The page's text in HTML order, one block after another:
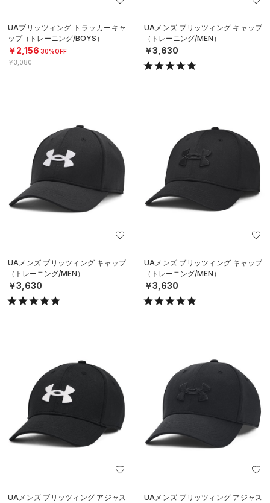
UAブリッツィング トラッカーキャ
ップ（トレーニング/BOYS）
￥2,156 30%OFF
￥3,080
UAメンズ ブリッツィング キャップ
（トレーニング/MEN）
￥3,630
UAメンズ ブリッツィング キャップ
（トレーニング/MEN）
￥3,630
UAメンズ ブリッツィング キャップ
（トレーニング/MEN）
￥3,630
UAメンズ ブリッツィング アジャス
UAメンズ ブリッツィング アジャス